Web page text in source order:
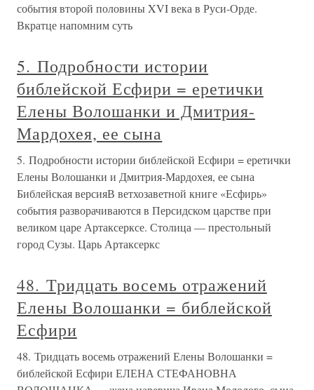
события второй половины XVI века в Руси-Орде.
Вкратце напомним суть
5. Подробности истории
библейской Есфири = еретички
Елены Волошанки и Дмитрия-
Мардохея, ее сына
5. Подробности истории библейской Есфири = еретички
Елены Волошанки и Дмитрия-Мардохея, ее сына
Библейская версияВ ветхозаветной книге «Есфирь»
события разворачиваются в Персидском царстве при
великом царе Артаксерксе. Столица — престольный
город Сузы. Царь Артаксеркс
48. Тридцать восемь отражений
Елены Волошанки = библейской
Есфири
48. Тридцать восемь отражений Елены Волошанки =
библейской Есфири ЕЛЕНА СТЕФАНОВНА